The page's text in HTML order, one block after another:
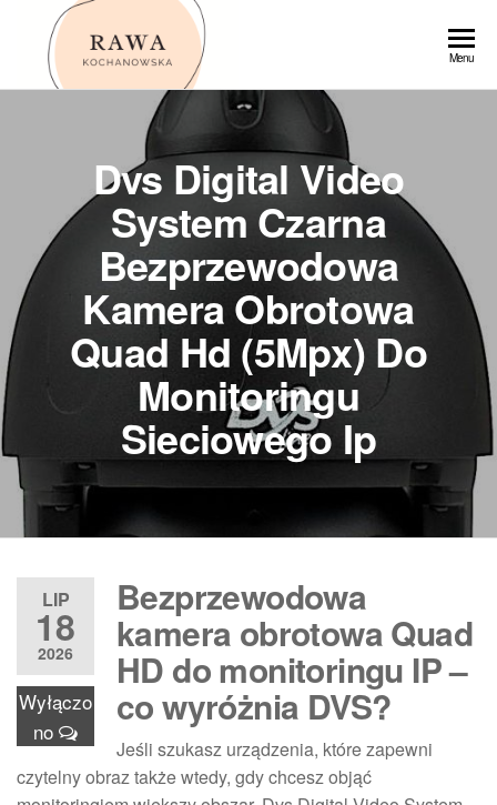
Przejdź
Menu
Dvs Digital Video
System Czarna
Bezprzewodowa
Kamera Obrotowa
Quad Hd (5Mpx) Do
Monitoringu
Sieciowego Ip
LIP
18
2026
Wyłączo
no
Bezprzewodowa
kamera obrotowa Quad
HD do monitoringu IP –
co wyróżnia DVS?
Jeśli szukasz urządzenia, które zapewni
czytelny obraz także wtedy, gdy chcesz objąć